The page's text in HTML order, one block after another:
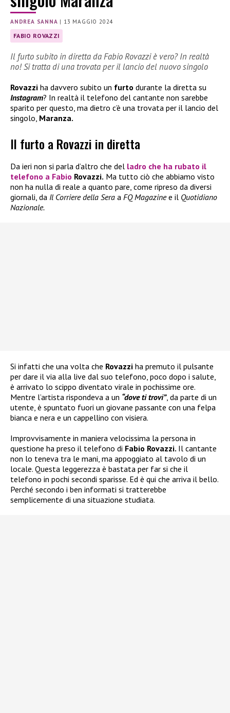
ANDREA SANNA | 13 MAGGIO 2024
FABIO ROVAZZI
Il furto subito in diretta da Fabio Rovazzi è vero? In realtà
no! Si tratta di una trovata per il lancio del nuovo singolo
Rovazzi ha davvero subito un furto durante la diretta su
Instagram? In realtà il telefono del cantante non sarebbe
sparito per questo, ma dietro c’è una trovata per il lancio del
singolo, Maranza.
Il furto a Rovazzi in diretta
Da ieri non si parla d’altro che del ladro che ha rubato il
telefono a Fabio Rovazzi. Ma tutto ciò che abbiamo visto
non ha nulla di reale a quanto pare, come ripreso da diversi
giornali, da Il Corriere della Sera a FQ Magazinee il Quotidiano
Nazionale.
Si infatti che una volta che Rovazzi ha premuto il pulsante
per dare il via alla live dal suo telefono, poco dopo i salute,
è arrivato lo scippo diventato virale in pochissime ore.
Mentre l’artista rispondeva a un “dove ti trovi”, da parte di un
utente, è spuntato fuori un giovane passante con una felpa
bianca e nera e un cappellino con visiera.
Improvvisamente in maniera velocissima la persona in
questione ha preso il telefono di Fabio Rovazzi. Il cantante
non lo teneva tra le mani, ma appoggiato al tavolo di un
locale. Questa leggerezza è bastata per far si che il
telefono in pochi secondi sparisse. Ed è qui che arriva il bello.
Perché secondo i ben informati si tratterebbe
semplicemente di una situazione studiata.